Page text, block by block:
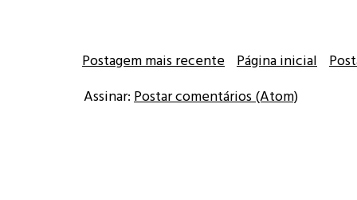
Postagem mais recente Página inicial
Assinar: Postar comentários (Atom)